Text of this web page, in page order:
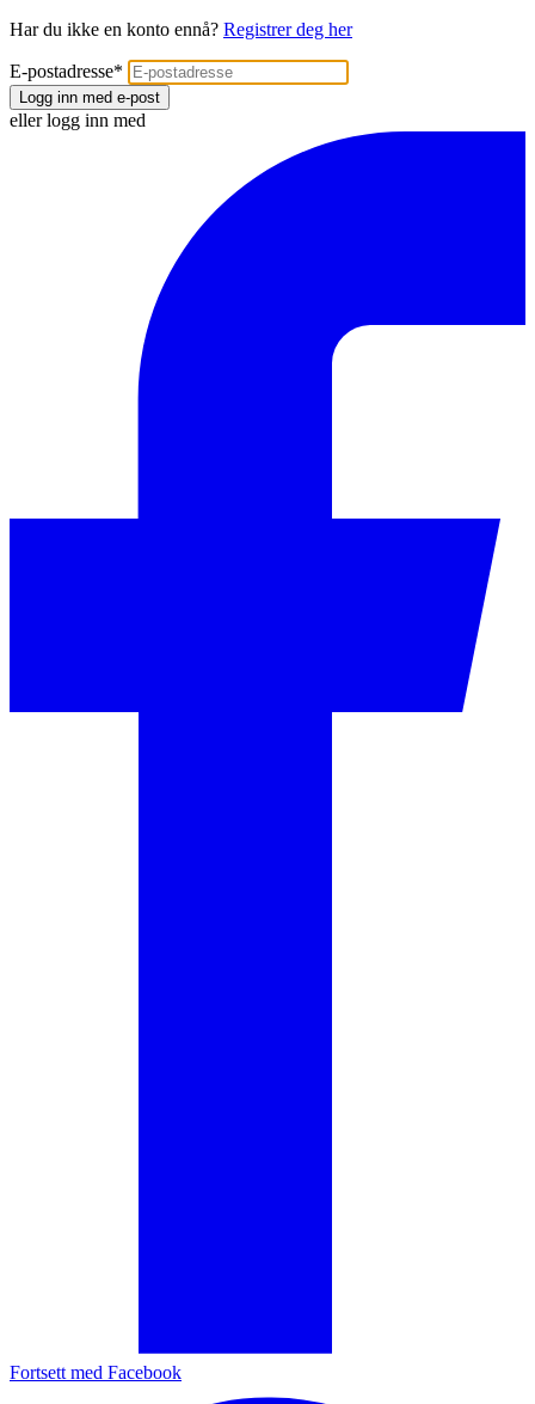
Har du ikke en konto ennå? Registrer deg her
E-postadresse*
Logg inn med e-post
eller logg inn med
Fortsett med Facebook